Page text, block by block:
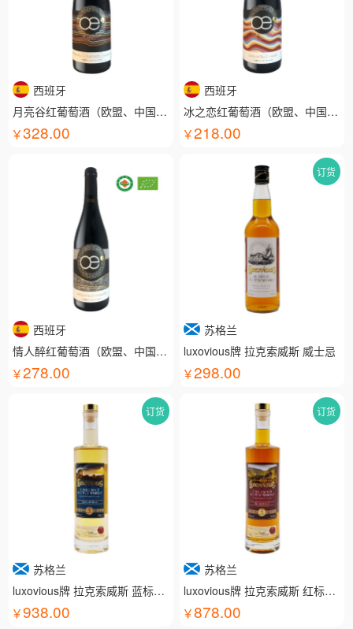
西班牙
月亮谷红葡萄酒（欧盟、中国有机认证）
328.00
西班牙
冰之恋红葡萄酒（欧盟、中国有机认证）
218.00
西班牙
情人醉红葡萄酒（欧盟、中国有机认证）
278.00
订货
苏格兰
luxovious牌 拉克索威斯 威士忌
298.00
订货
苏格兰
luxovious牌 拉克索威斯 蓝标威士忌
938.00
订货
苏格兰
luxovious牌 拉克索威斯 红标威士忌
878.00